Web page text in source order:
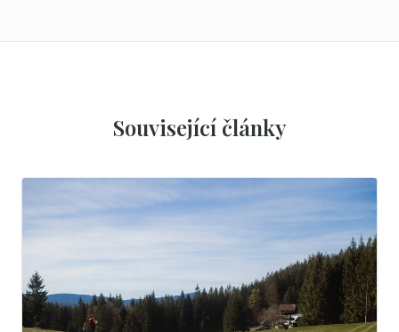
Související články